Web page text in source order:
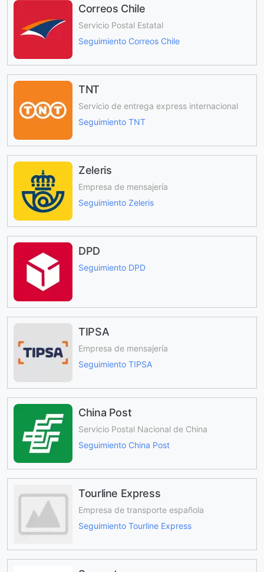
Correos Chile
Servicio Postal Estatal
Seguimiento Correos Chile
TNT
Servicio de entrega express internacional
Seguimiento TNT
Zeleris
Empresa de mensajería
Seguimiento Zeleris
DPD
Seguimiento DPD
TIPSA
Empresa de mensajería
Seguimiento TIPSA
China Post
Servicio Postal Nacional de China
Seguimiento China Post
Tourline Express
Empresa de transporte española
Seguimiento Tourline Express